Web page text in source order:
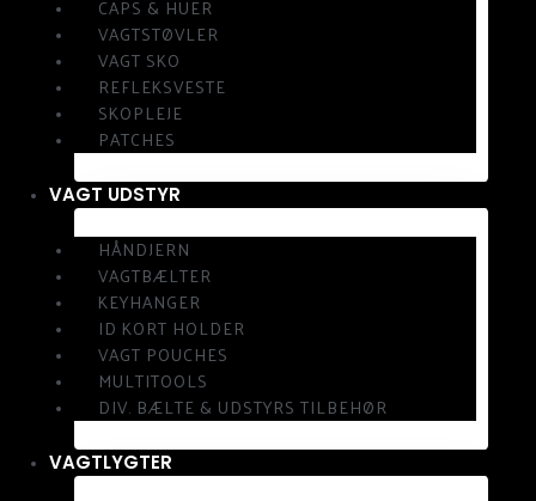
CAPS & HUER
VAGTSTØVLER
VAGT SKO
REFLEKSVESTE
SKOPLEJE
PATCHES
VAGT UDSTYR
HÅNDJERN
VAGTBÆLTER
KEYHANGER
ID KORT HOLDER
VAGT POUCHES
MULTITOOLS
DIV. BÆLTE & UDSTYRS TILBEHØR
VAGTLYGTER